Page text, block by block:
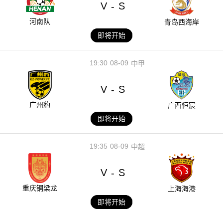
河南队
V - S
青岛西海岸
即将开始
08-09
19:30 中甲
广州豹
V - S
广西恒宸
即将开始
08-09
19:35 中超
重庆铜梁龙
V - S
上海海港
即将开始